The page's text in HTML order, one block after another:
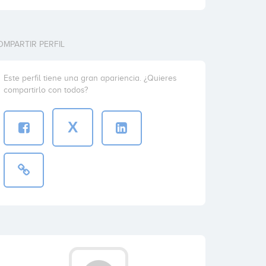
PERFIL
Este perfil tiene una gran apariencia. ¿Quieres
compartirlo con todos?
X